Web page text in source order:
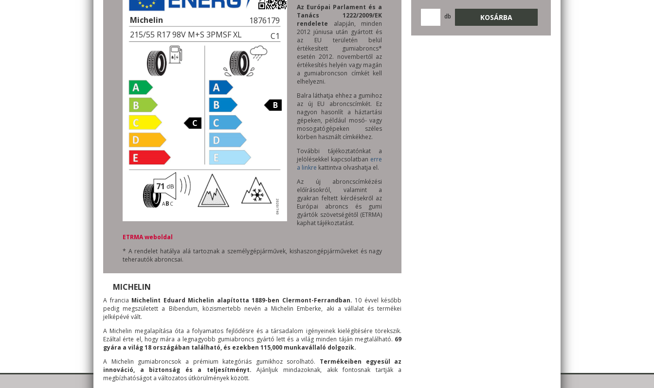
Michelin
1876179
215/55 R17 98V M+S 3PMSF XL
C1
C
B
AB C
71
Az Európai Parlament és a
Tanács 1222/2009/EK
rendelete alapján, minden
2012 júniusa után gyártott és
az EU területén belül
értékesített gumiabroncs*
esetén 2012. novembertől az
értékesítés helyén vagy magán
a gumiabroncson címkét kell
elhelyezni.
Balra láthatja ehhez a gumihoz
az új EU abroncscímkét. Ez
nagyon hasonlít a háztartási
gépeken, például mosó- vagy
mosogatógépeken széles
körben használt címkékhez.
További tájékoztatónkat a
jelölésekkel kapcsolatban erre
a linkre kattintva olvashatja el.
Az új abroncscímkézési
előírásokról, valamint a
gyakran feltett kérdésekről az
Európai abroncs és gumi
gyártók szövetségétől (ETRMA)
kaphat tájékoztatást.
ETRMA weboldal
* A rendelet hatálya alá tartoznak a személygépjárművek, kishaszongépjárműveket és nagy
teherautók abroncsai.
MICHELIN
A francia Michelint Eduard Michelin alapította 1889-ben Clermont-Ferrandban. 10 évvel később
pedig megszületett a Bibendum, közismertebb nevén a Michelin Emberke, aki a vállalat és termékei
jelképévé vált.
A Michelin megalapítása óta a folyamatos fejlődésre és a társadalom igényeinek kielégítésére törekszik.
Ezáltal érte el, hogy mára a legnagyobb gumiabroncs gyártó lett és a világ minden táján megtalálható. 69
gyára a világ 18 országában található, és ezekben 115,000 munkavállaló dolgozik.
A Michelin gumiabroncsok a prémium kategóriás gumikhoz sorolható. Termékeiben egyesül az
innováció, a biztonság és a teljesítményt. Ajánljuk mindazoknak, akik fontosnak tartják a
megbízhatóságot a változatos útkörülmények között.
db KOSÁRBA